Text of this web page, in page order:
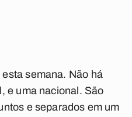
semana. Não há
e uma nacional. São
e separados em um